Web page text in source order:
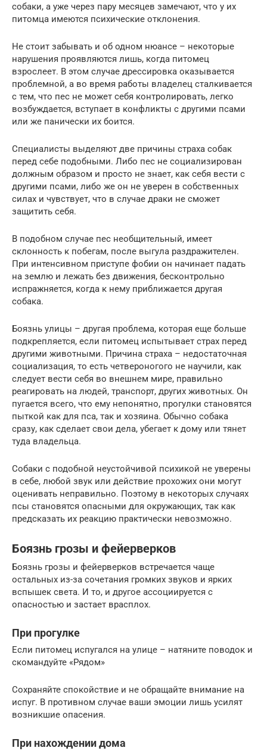
собаки, а уже через пару месяцев замечают, что у их
питомца имеются психические отклонения.
Не стоит забывать и об одном нюансе – некоторые
нарушения проявляются лишь, когда питомец
взрослеет. В этом случае дрессировка оказывается
проблемной, а во время работы владелец сталкивается
с тем, что пес не может себя контролировать, легко
возбуждается, вступает в конфликты с другими псами
или же панически их боится.
Специалисты выделяют две причины страха собак
перед себе подобными. Либо пес не социализирован
должным образом и просто не знает, как себя вести с
другими псами, либо же он не уверен в собственных
силах и чувствует, что в случае драки не сможет
защитить себя.
В подобном случае пес необщительный, имеет
склонность к побегам, после выгула раздражителен.
При интенсивном приступе фобии он начинает падать
на землю и лежать без движения, бесконтрольно
испражняется, когда к нему приближается другая
собака.
Боязнь улицы – другая проблема, которая еще больше
подкрепляется, если питомец испытывает страх перед
другими животными. Причина страха – недостаточная
социализация, то есть четвероногого не научили, как
следует вести себя во внешнем мире, правильно
реагировать на людей, транспорт, других животных. Он
пугается всего, что ему непонятно, прогулки становятся
пыткой как для пса, так и хозяина. Обычно собака
сразу, как сделает свои дела, убегает к дому или тянет
туда владельца.
Собаки с подобной неустойчивой психикой не уверены
в себе, любой звук или действие прохожих они могут
оценивать неправильно. Поэтому в некоторых случаях
псы становятся опасными для окружающих, так как
предсказать их реакцию практически невозможно.
Боязнь грозы и фейерверков
Боязнь грозы и фейерверков встречается чаще
остальных из-за сочетания громких звуков и ярких
вспышек света. И то, и другое ассоциируется с
опасностью и застает врасплох.
При прогулке
Если питомец испугался на улице – натяните поводок и
скомандуйте «Рядом»
Сохраняйте спокойствие и не обращайте внимание на
испуг. В противном случае ваши эмоции лишь усилят
возникшие опасения.
При нахождении дома